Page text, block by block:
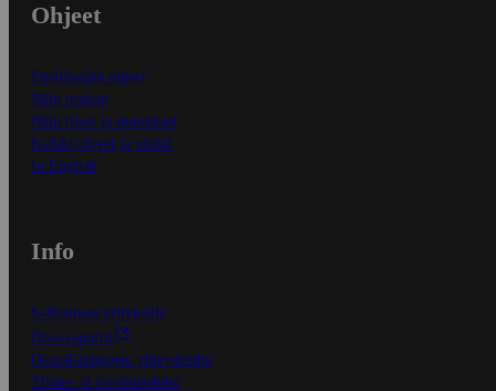
Ohjeet
Ensitilaajan ohjeet
Näin maksat
Näin tilaat ja muokkaat
Kaikki ohjeet ja vinkit
In English
Info
S-Business yrityksille
Oiva-raportit
Osuuskauppojen yhteystiedot
Tilaus- ja toimitusehdot